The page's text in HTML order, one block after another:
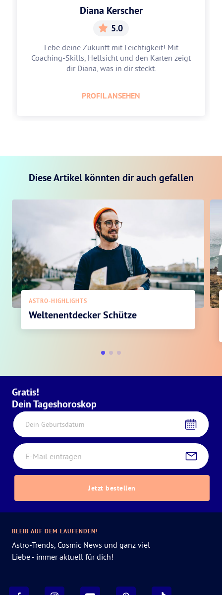
Diana Kerscher
5.0
Lebe deine Zukunft mit Leichtigkeit! Mit
Coaching-Skills, Hellsicht und den Karten zeigt
dir Diana, was in dir steckt.
PROFIL ANSEHEN
Diese Artikel könnten dir auch gefallen
ASTRO-HIGHLIGHTS
Weltenentdecker Schütze
Gratis!
Dein Tageshoroskop
Dein Geburtsdatum
Jetzt bestellen
BLEIB AUF DEM LAUFENDEN!
Astro-Trends, Cosmic News und ganz viel
Liebe - immer aktuell für dich!